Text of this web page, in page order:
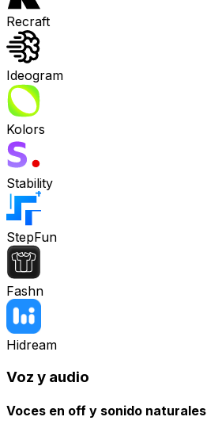
Recraft
Ideogram
Kolors
Stability
StepFun
Fashn
Hidream
Voz y audio
Voces en off y sonido naturales